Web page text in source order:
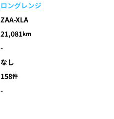
ロングレンジ
ZAA-XLA
21,081km
-
なし
158件
-